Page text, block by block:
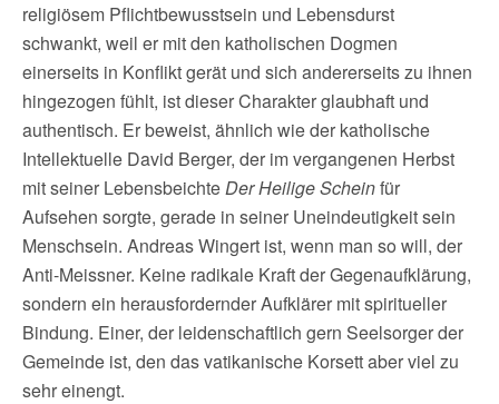
religiösem Pflichtbewusstsein und Lebensdurst
schwankt, weil er mit den katholischen Dogmen
einerseits in Konflikt gerät und sich andererseits zu ihnen
hingezogen fühlt, ist dieser Charakter glaubhaft und
authentisch. Er beweist, ähnlich wie der katholische
Intellektuelle David Berger, der im vergangenen Herbst
mit seiner LebensbeichteDer Heilige Scheinfür
Aufsehen sorgte, gerade in seiner Uneindeutigkeit sein
Menschsein. Andreas Wingert ist, wenn man so will, der
Anti-Meissner. Keine radikale Kraft der Gegenaufklärung,
sondern ein herausfordernder Aufklärer mit spiritueller
Bindung. Einer, der leidenschaftlich gern Seelsorger der
Gemeinde ist, den das vatikanische Korsett aber viel zu
sehr einengt.